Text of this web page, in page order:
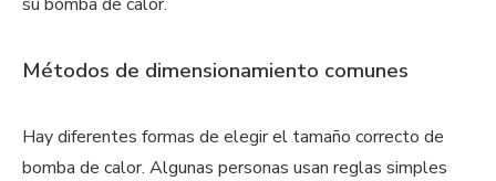
Métodos de dimensionamiento comunes
Hay diferentes formas de elegir el tamaño correcto de
bomba de calor. Algunas personas usan reglas simples